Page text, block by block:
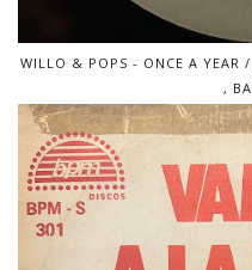
WILLO & POPS - ONCE A YEAR
,